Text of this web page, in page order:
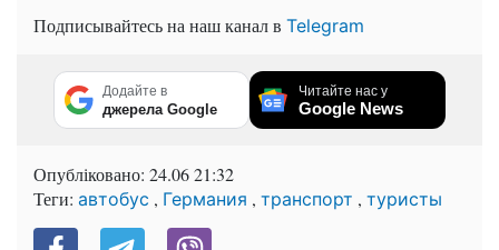
Подписывайтесь на наш канал в Telegram
Додайте в
джерела Google
Читайте нас у
Google News
Опубліковано: 24.06 21:32
Теги: автобус , Германия , транспорт , туристы